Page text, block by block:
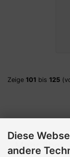
Zeige 101 bis 125
Mehr
Diese
andere